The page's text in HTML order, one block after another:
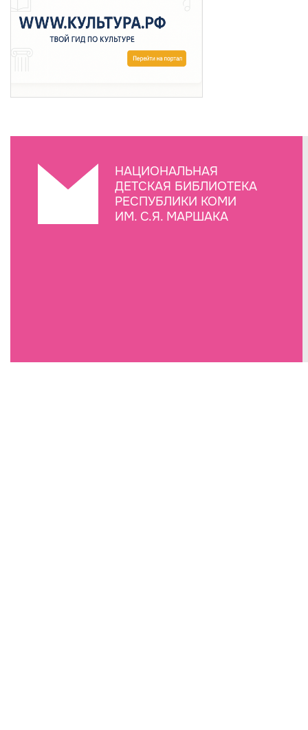
НАЦИОНАЛЬНАЯ
ДЕТСКАЯ БИБЛИОТЕКА
РЕСПУБЛИКИ КОМИ
ИМ. С.Я. МАРШАКА